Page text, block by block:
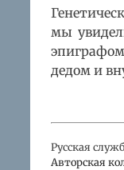
мы
дедом и
Русская
Авторская